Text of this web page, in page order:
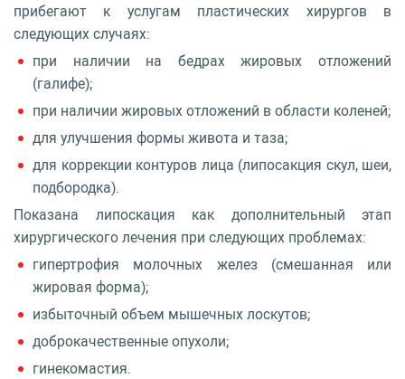
прибегают к услугам пластических хирургов в
следующих случаях:
при наличии на бедрах жировых отложений
(галифе);
при наличии жировых отложений в области коленей;
для улучшения формы живота и таза;
для коррекции контуров лица (липосакция скул, шеи,
подбородка).
Показана липоскация как дополнительный этап
хирургического лечения при следующих проблемах:
гипертрофия молочных желез (смешанная или
жировая форма);
избыточный объем мышечных лоскутов;
доброкачественные опухоли;
гинекомастия.